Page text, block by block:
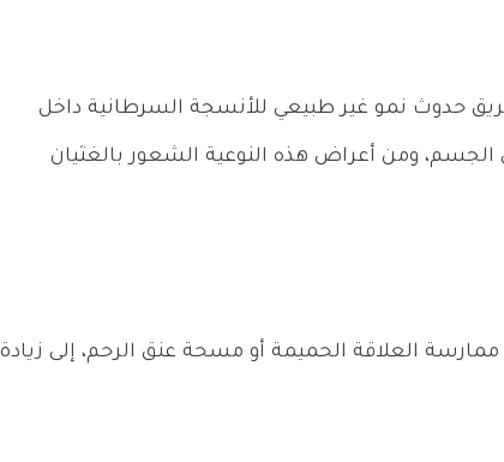
حدوث نمو غير طبيعي للأنسجة السرطانية داخل
ومن أعراض هذه النوعية الشعور بالغثيان
العلاقة الحميمة أو مسحة عنق الرحم، إلى زيادة